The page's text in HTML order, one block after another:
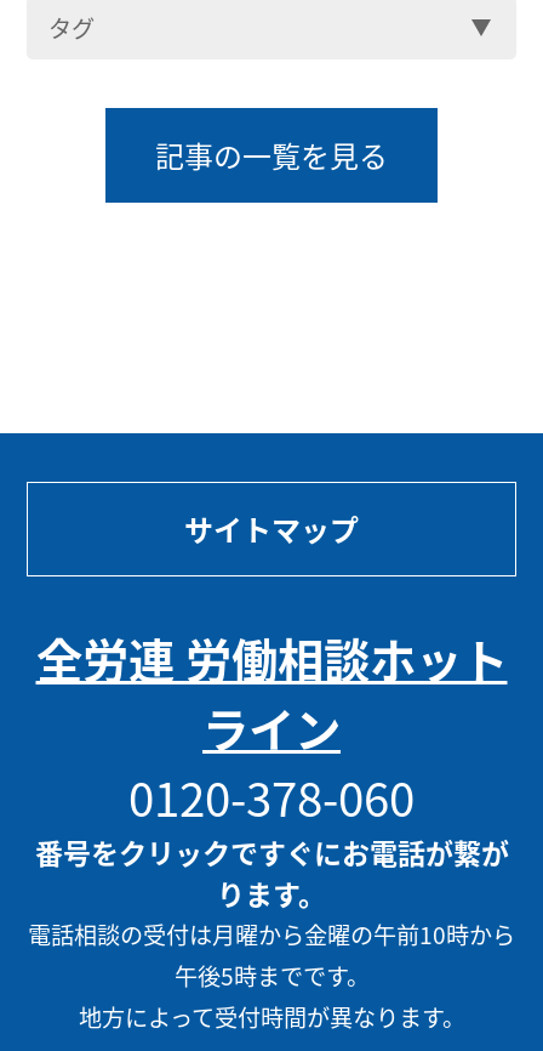
タグ
記事の一覧を見る
サイトマップ
全労連 労働相談ホット
ライン
0120-378-060
番号をクリックですぐにお電話が繋が
ります。
電話相談の受付は月曜から金曜の午前10時から
午後5時までです。
地方によって受付時間が異なります。